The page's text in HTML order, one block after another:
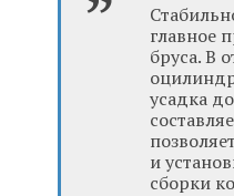
главное
бруса. В
усадка
и
сборки